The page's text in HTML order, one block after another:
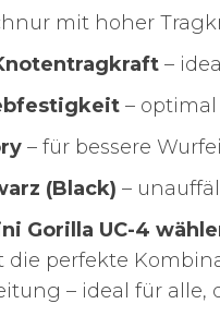
mit hoher
–
–
– für bessere
(Black) –
Gorilla UC-4
die perfekte
– ideal für